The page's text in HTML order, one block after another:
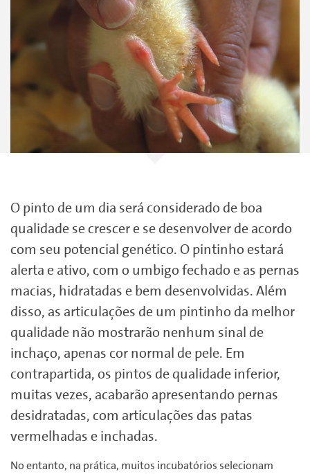
O pinto de um dia será considerado de boa
qualidade se crescer e se desenvolver de acordo
com seu potencial genético. O pintinho estará
alerta e ativo, com o umbigo fechado e as pernas
macias, hidratadas e bem desenvolvidas. Além
disso, as articulações de um pintinho da melhor
qualidade não mostrarão nenhum sinal de
inchaço, apenas cor normal de pele. Em
contrapartida, os pintos de qualidade inferior,
muitas vezes, acabarão apresentando pernas
desidratadas, com articulações das patas
vermelhadas e inchadas.
No entanto, na prática, muitos incubatórios selecionam